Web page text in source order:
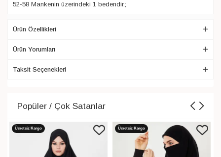
52-58 Mankenin üzerindeki 1 bedendir.;
Ürün Özellikleri
Ürün Yorumları
Taksit Seçenekleri
Popüler / Çok Satanlar
Ücretsiz Kargo Ücretsiz Kargo